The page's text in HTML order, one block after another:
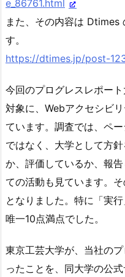
e_86761.html
また、その内容は Dtimes
す。
https://dtimes.jp/post-
今回のプログレスレポー
対象に、Webアクセシビ
ています。調査では、ペ
ではなく、大学として方
か、評価しているか、報
ての活動も見ています。
となりました。特に「実
唯一10点満点でした。
東京工芸大学が、当社の
ったことを、同大学の公